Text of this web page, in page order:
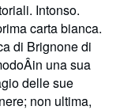
Intonso.
carta bianca.
di Brignone di
una sua
delle sue
non ultima,